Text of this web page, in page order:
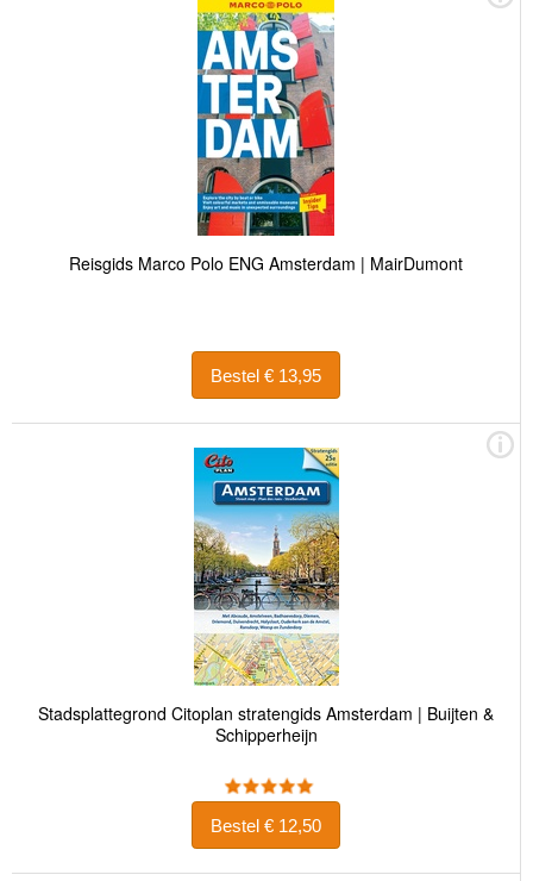
Reisgids Marco Polo ENG Amsterdam | MairDumont
Bestel € 13,95
Stadsplattegrond Citoplan stratengids Amsterdam | Buijten &
Schipperheijn
Bestel € 12,50